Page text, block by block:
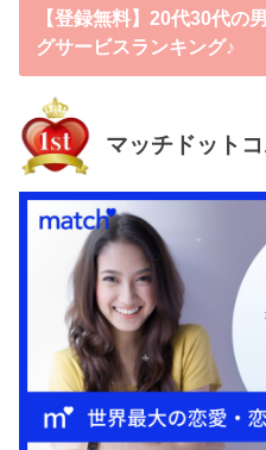
【登録無料】20代30代の
グサービスランキング♪
マッチドット